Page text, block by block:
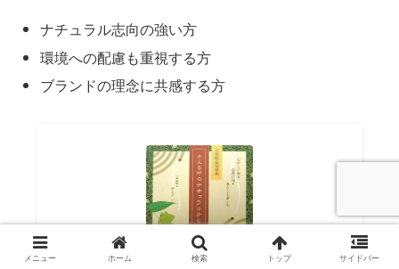
ナチュラル志向の強い方
環境への配慮も重視する方
ブランドの理念に共感する方
メニュー ホーム 検索 トップ サイドバー